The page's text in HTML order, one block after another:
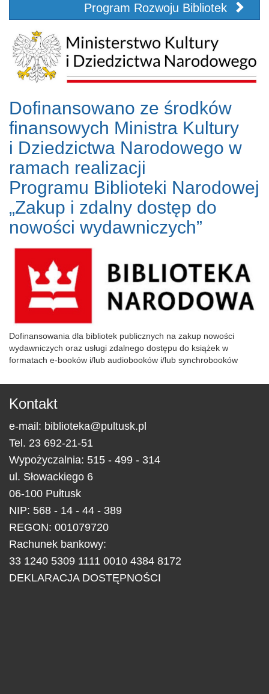
Program Rozwoju Bibliotek
Dofinansowano ze środków
finansowych Ministra Kultury
i Dziedzictwa Narodowego w
ramach realizacji
Programu Biblioteki Narodowej
„Zakup i zdalny dostęp do
nowości wydawniczych”
Dofinansowania dla bibliotek publicznych na zakup nowości
wydawniczych oraz usługi zdalnego dostępu do książek w
formatach e-booków i/lub audiobooków i/lub synchrobooków
Kontakt
e-mail: biblioteka@pultusk.pl
Tel. 23 692-21-51
Wypożyczalnia: 515 - 499 - 314
ul. Słowackiego 6
06-100 Pułtusk
NIP: 568 - 14 - 44 - 389
REGON: 001079720
Rachunek bankowy:
33 1240 5309 1111 0010 4384 8172
DEKLARACJA DOSTĘPNOŚCI